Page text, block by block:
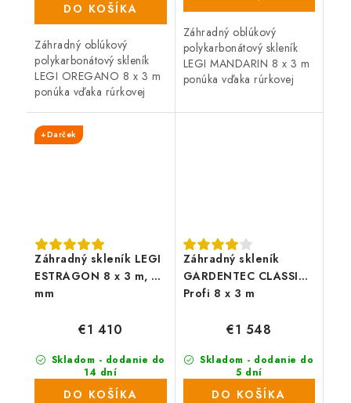
DO KOŠÍKA
Záhradný oblúkový
polykarbonátový skleník
LEGI OREGANO 8 x 3 m
ponúka vďaka rúrkovej
konštrukcii vysokú
odolnosť proti vetru i
Záhradný oblúkový
polykarbonátový skleník
LEGI MANDARIN 8 x 3 m
ponúka vďaka rúrkovej
konštrukcii vysokú
Záhradný skleník LEGI
ESTRAGON 8 x 3 m, 6
mm
+Darček
Skladom - dodanie do
14 dní
(11 ks)
€1 410
DO KOŠÍKA
Záhradný skleník
GARDENTEC CLASSIC
Profi 8 x 3 m
Skladom - dodanie do
5 dní
(32 ks)
€1 548
DO KOŠÍKA